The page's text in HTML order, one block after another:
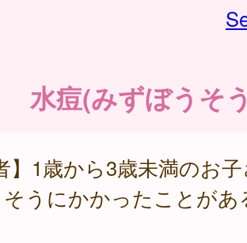
水痘(みずぼうそ
】1歳から3歳未満のお
うにかかったことがあ